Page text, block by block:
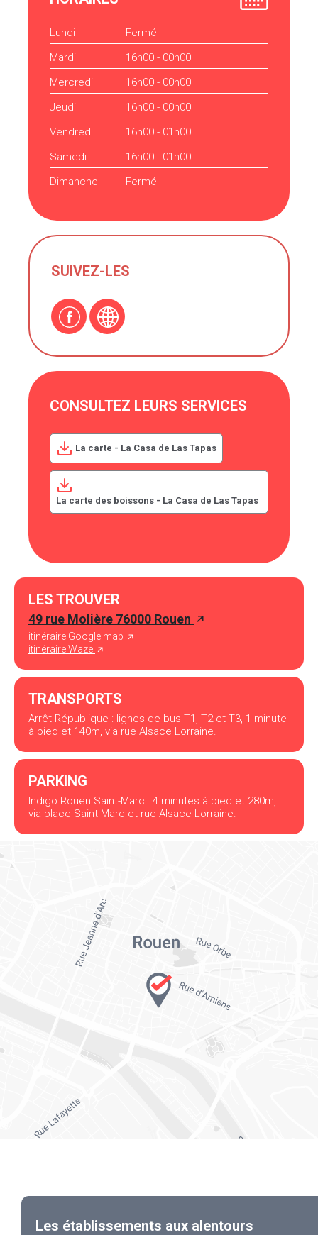
Lundi
Fermé
Mardi
16h00 - 00h00
Mercredi
16h00 - 00h00
Jeudi
16h00 - 00h00
Vendredi
16h00 - 01h00
Samedi
16h00 - 01h00
Dimanche
Fermé
SUIVEZ-LES
CONSULTEZ LEURS SERVICES
La carte - La Casa de Las Tapas
La carte des boissons - La Casa de Las Tapas
LES TROUVER
49 rue Molière 76000 Rouen
itinéraire Google map
itinéraire Waze
TRANSPORTS
Arrêt République : lignes de bus T1, T2 et T3, 1 minute
à pied et 140m, via rue Alsace Lorraine.
PARKING
Indigo Rouen Saint-Marc : 4 minutes à pied et 280m,
via place Saint-Marc et rue Alsace Lorraine.
Les établissements aux alentours